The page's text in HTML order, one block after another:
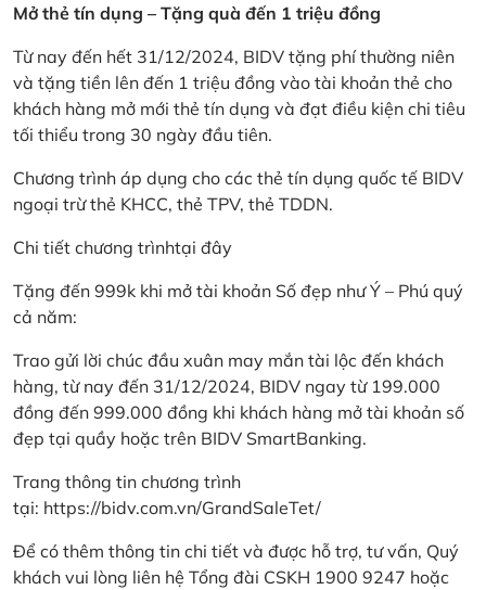
Mở thẻ tín dụng – Tặng quà đến 1 triệu đồng
Từ nay đến hết 31/12/2024, BIDV tặng phí thường niên
và tặng tiền lên đến 1 triệu đồng vào tài khoản thẻ cho
khách hàng mở mới thẻ tín dụng và đạt điều kiện chi tiêu
tối thiểu trong 30 ngày đầu tiên.
Chương trình áp dụng cho các thẻ tín dụng quốc tế BIDV
ngoại trừ thẻ KHCC, thẻ TPV, thẻ TDDN.
Chi tiết chương trìnhtại đây
Tặng đến 999k khi mở tài khoản Số đẹp như Ý – Phú quý
cả năm:
Trao gửi lời chúc đầu xuân may mắn tài lộc đến khách
hàng, từ nay đến 31/12/2024, BIDV ngay từ 199.000
đồng đến 999.000 đồng khi khách hàng mở tài khoản số
đẹp tại quầy hoặc trên BIDV SmartBanking.
Trang thông tin chương trình
tại: https://bidv.com.vn/GrandSaleTet/
Để có thêm thông tin chi tiết và được hỗ trợ, tư vấn, Quý
khách vui lòng liên hệ Tổng đài CSKH 1900 9247 hoặc